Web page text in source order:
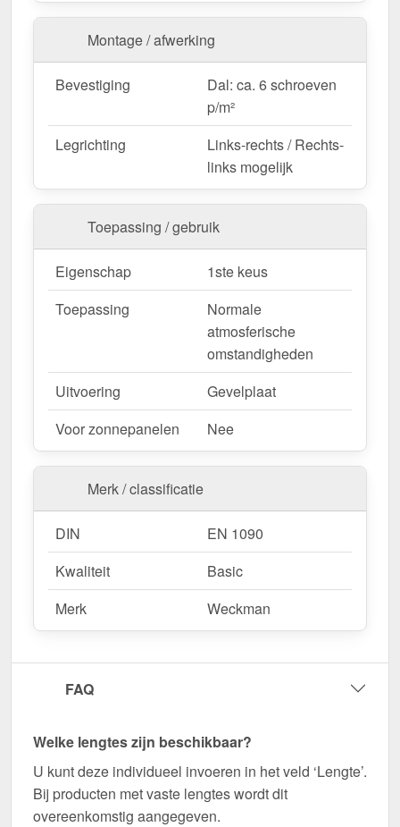
Op maat gemaakt & efficiënte montage
gewenste lengte gezaagd
– voor een snelle en
bedekkingsbreedte is
1,135 mvoor de eerste plaat, elke extra plaat
vergroot het geveloppervlak met dewerkende
breedte van 1,10 m
gehouden met de overlapping van de platen.
Als er ter plaatse aanpassingen nodig zijn, kan de
metalen plaat gemakkelijk worden ingekort door
deze te zagen.
Bestel nu Damwandplaat 20/1100 | Gevel – Snelle
levering & met 10 jaar garantie!
Duurzaam, weerbestendig, op maat gemaakt - bestel
nu en profiteer van een snelle levering!
Montage / afwerking
Bevestiging
Dal: ca. 6 schroeven
p/m²
Legrichting
Links-rechts / Rechts-
links mogelijk
Toepassing / gebruik
Eigenschap
1ste keus
Toepassing
Normale
atmosferische
omstandigheden
Uitvoering
Gevelplaat
Voor zonnepanelen
Nee
Merk / classificatie
DIN
EN 1090
Kwaliteit
Basic
Merk
Weckman
FAQ
Welke lengtes zijn beschikbaar?
U kunt deze individueel invoeren in het veld ‘Lengte’.
Bij producten met vaste lengtes wordt dit
overeenkomstig aangegeven.